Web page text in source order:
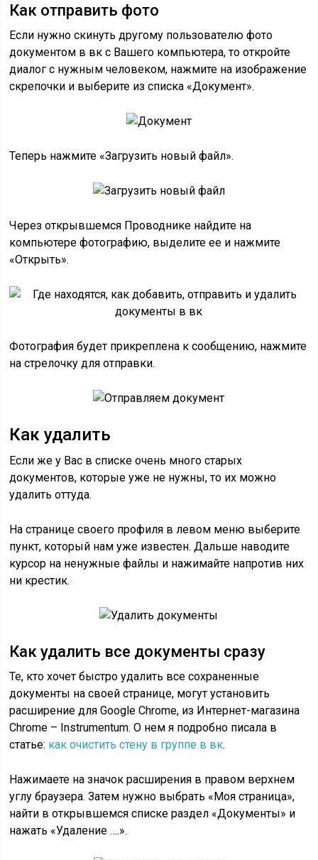
Как отправить фото
Если нужно скинуть другому пользователю фото
документом в вк с Вашего компьютера, то откройте
диалог с нужным человеком, нажмите на изображение
скрепочки и выберите из списка «Документ».
Теперь нажмите «Загрузить новый файл».
Через открывшемся Проводнике найдите на
компьютере фотографию, выделите ее и нажмите
«Открыть».
Фотография будет прикреплена к сообщению, нажмите
на стрелочку для отправки.
Как удалить
Если же у Вас в списке очень много старых
документов, которые уже не нужны, то их можно
удалить оттуда.
На странице своего профиля в левом меню выберите
пункт, который нам уже известен. Дальше наводите
курсор на ненужные файлы и нажимайте напротив них
ни крестик.
Как удалить все документы сразу
Те, кто хочет быстро удалить все сохраненные
документы на своей странице, могут установить
расширение для Google Chrome, из Интернет-магазина
Chrome – Instrumentum. О нем я подробно писала в
статье: как очистить стену в группе в вк.
Нажимаете на значок расширения в правом верхнем
углу браузера. Затем нужно выбрать «Моя страница»,
найти в открывшемся списке раздел «Документы» и
нажать «Удаление ….».